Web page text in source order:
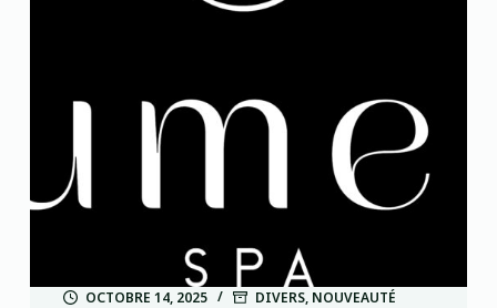
OCTOBRE 14, 2025 DIVERS, NOUVEAUTÉ